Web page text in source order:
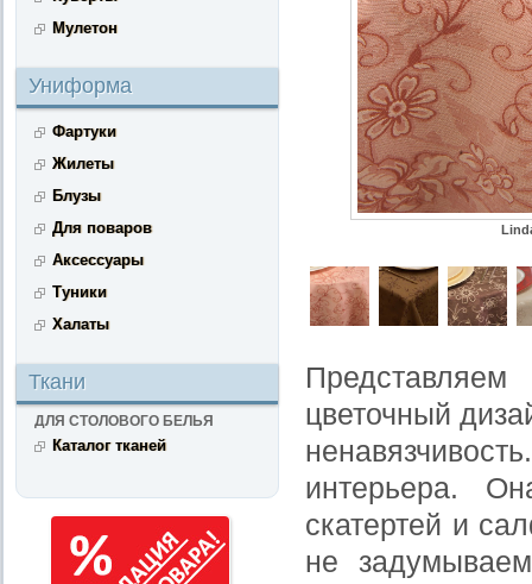
Мулетон
Униформа
Фартуки
Жилеты
Блузы
Для поваров
Аксессуары
Туники
Халаты
Ткани
ДЛЯ СТОЛОВОГО БЕЛЬЯ
Каталог тканей
цветочный
интерьера.
скатертей и
не